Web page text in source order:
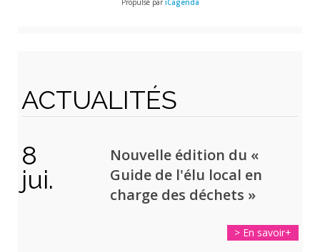
ACTUALITÉS
8
jui.
Nouvelle édition du «
Guide de l'élu local en
charge des déchets »
> En savoir+